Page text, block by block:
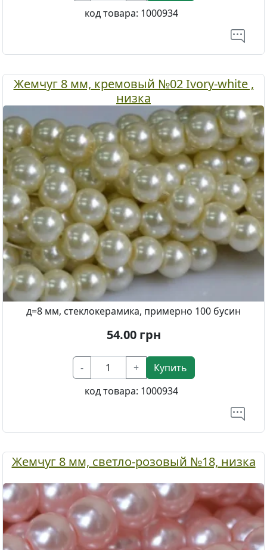
код товара: 1000934
Жемчуг 8 мм, кремовый №02 Ivory-white ,
низка
д=8 мм, стеклокерамика, примерно 100 бусин
54.00грн
- +
Купить
код товара: 1000934
Жемчуг 8 мм, светло-розовый №18, низка